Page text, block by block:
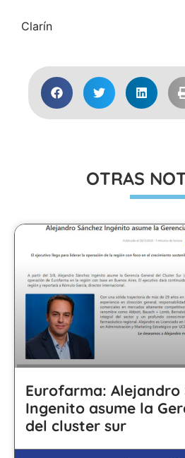
Clarín
OTRAS
Eurofarma: Alejandro
Ingenito asume la
del cluster sur